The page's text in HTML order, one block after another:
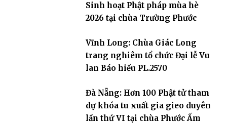
Sinh hoạt Phật pháp mùa hè
2026 tại chùa Trường Phước
Vĩnh Long: Chùa Giác Long
trang nghiêm tổ chức Đại lễ Vu
lan Báo hiếu PL.2570
Đà Nẵng: Hơn 100 Phật tử tham
dự khóa tu xuất gia gieo duyên
lần thứ VI tại chùa Phước Ấm